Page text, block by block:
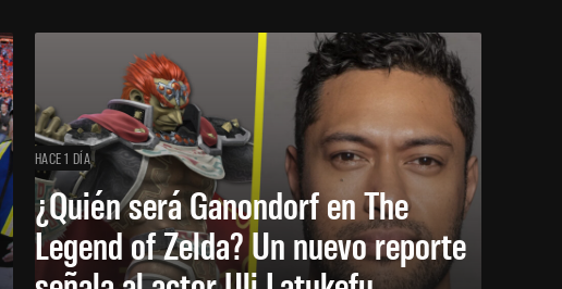
HACE 1 DÍA
¿Quién será Ganondorf en The
Legend of Zelda? Un nuevo reporte